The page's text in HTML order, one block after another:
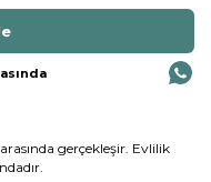
gerçekleşir. Evlilik